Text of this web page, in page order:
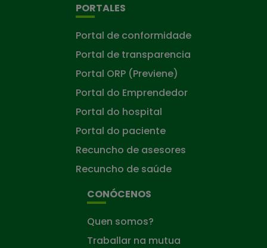
PORTALES
Portal de conformidade
Portal de transparencia
Portal ORP (Previene)
Portal do Emprendedor
Portal do hospital
Portal do paciente
Recuncho de asesores
Recuncho de saúde
CONÓCENOS
Quen somos?
Traballar na mutua